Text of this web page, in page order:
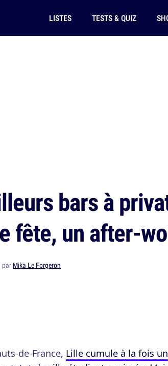
LISTES TESTS & QUIZ
bars à
fête, un after-
par Mika Le Forgeron
de-France, Lille cumule à la fois un